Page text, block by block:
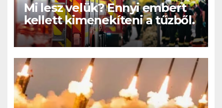
Mi lesz velük? Ennyi embert
kellett kimenekíteni a tűzből.